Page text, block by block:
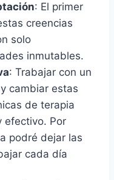
: El primer
creencias
solo
inmutables.
: Trabajar con un
cambiar estas
de terapia
efectivo. Por
podré dejar las
cada día